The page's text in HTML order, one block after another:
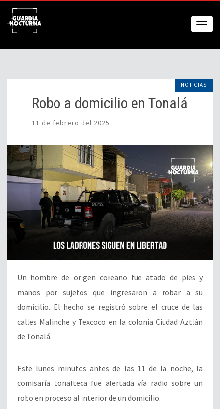
NOTICIAS
Robo a domicilio en Tonalá
11 de febrero del 2025
Un hombre de origen coreano fue atado de pies y
manos por sujetos que ingresaron a robar a su
domicilio. El hecho se registró sobre el cruce de las
calles Malinche y Texcoco en la colonia Ciudad Aztlán
de Tonalá.
Este lunes minutos antes de las 11 de la noche, la
comisaría tonalteca fue alertada vía radio sobre un
robo en proceso al interior de un domicilio.